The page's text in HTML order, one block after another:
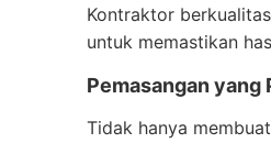
Kontraktor
untuk memastikan
Pemasangan yang
Tidak hanya